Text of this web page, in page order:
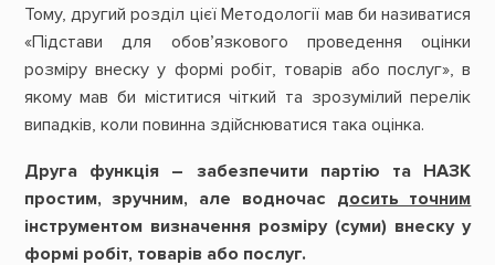
Тому, другий розділ цієї Методології мав би називатися
«Підстави для обов’язкового проведення оцінки
розміру внеску у формі робіт, товарів або послуг», в
якому мав би міститися чіткий та зрозумілий перелік
випадків, коли повинна здійснюватися така оцінка.
Друга функція – забезпечити партію та НАЗК
простим, зручним, але водночас досить точним
інструментом визначення розміру (суми) внеску у
формі робіт, товарів або послуг.